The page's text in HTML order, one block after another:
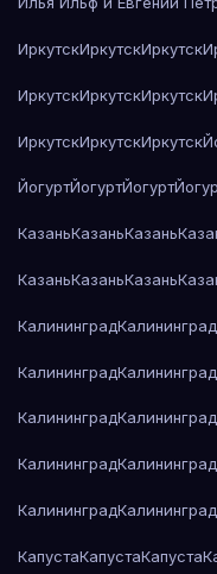
ИркутскИркутскИркутск
ИркутскИркутскИркутск
ИркутскИркутскИркутск
ЙогуртЙогуртЙогурт
КазаньКазаньКазань
КазаньКазаньКазань
КалининградКалининград
КалининградКалининград
КалининградКалининград
КалининградКалининград
КалининградКалининград
КапустаКапустаКапуста